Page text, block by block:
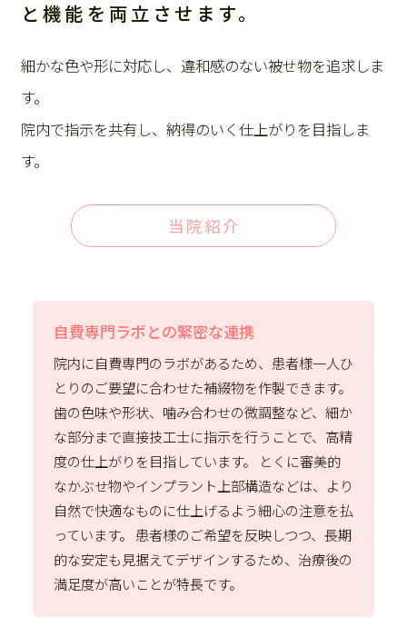
と機能を両立させます。
細かな色や形に対応し、違和感のない被せ物を追求しま
す。
院内で指示を共有し、納得のいく仕上がりを目指しま
す。
当院紹介
自費専門ラボとの緊密な連携
院内に自費専門のラボがあるため、患者様一人ひ
とりのご要望に合わせた補綴物を作製できます。
歯の色味や形状、噛み合わせの微調整など、細か
な部分まで直接技工士に指示を行うことで、高精
度の仕上がりを目指しています。 とくに審美的
なかぶせ物やインプラント上部構造などは、より
自然で快適なものに仕上げるよう細心の注意を払
っています。 患者様のご希望を反映しつつ、長期
的な安定も見据えてデザインするため、治療後の
満足度が高いことが特長です。